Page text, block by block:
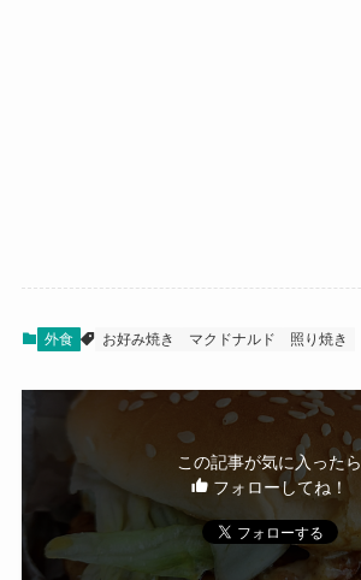
外食 お好み焼き マクドナルド 照り焼き
この記事が気に入ったら
フォローしてね！